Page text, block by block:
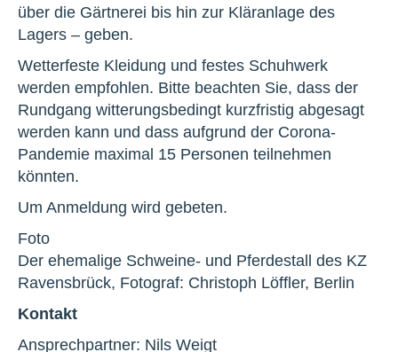
über die Gärtnerei bis hin zur Kläranlage des
Lagers – geben.
Wetterfeste Kleidung und festes Schuhwerk
werden empfohlen. Bitte beachten Sie, dass der
Rundgang witterungsbedingt kurzfristig abgesagt
werden kann und dass aufgrund der Corona-
Pandemie maximal 15 Personen teilnehmen
könnten.
Um Anmeldung wird gebeten.
Foto
Der ehemalige Schweine- und Pferdestall des KZ
Ravensbrück, Fotograf: Christoph Löffler, Berlin
Kontakt
Ansprechpartner: Nils Weigt